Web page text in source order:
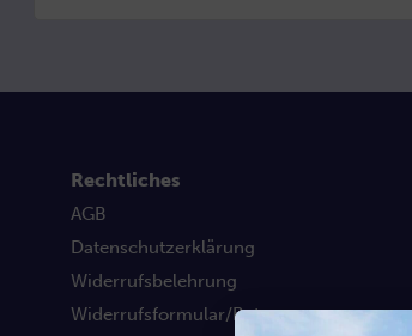
Rechtliches
AGB
Datenschutzerklärung
Widerrufsbelehrung
Widerrufsformular/Retouren